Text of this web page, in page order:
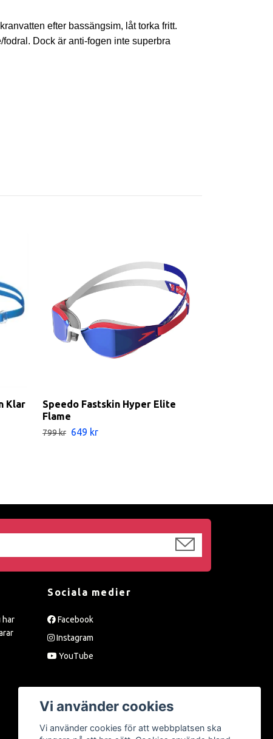
efter bassängsim, låt torka fritt.
Dock är anti-fogen inte superbra
Klar
Speedo Fastskin Hyper Elite
Flame
799 kr 649 kr
har
Sociala medier
Facebook
Instagram
YouTube
Vi använder cookies
Vi använder cookies för att webbplatsen ska